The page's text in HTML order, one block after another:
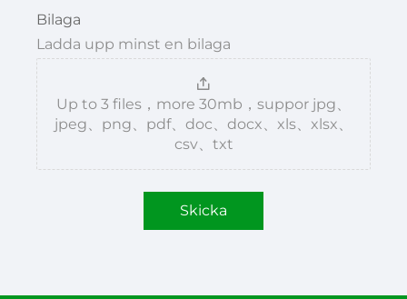
Bilaga
Ladda upp minst en bilaga
Up to 3 files，more 30mb，suppor jpg、
jpeg、png、pdf、doc、docx、xls、xlsx、
csv、txt
Skicka